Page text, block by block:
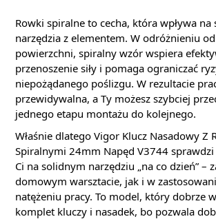
Rowki spiralne to cecha, która wpływa
narzędzia z elementem. W odróżnieniu od
powierzchni, spiralny wzór wspiera
przenoszenie siły i pomaga ograniczać
niepożądanego poślizgu. W rezultacie
przewidywalna, a Ty możesz szybciej
jednego etapu montażu do kolejnego.
Właśnie dlatego Vigor Klucz Nasadowy Z
Spiralnymi 24mm Napęd V3744 sprawdzi
Ci na solidnym narzędziu „na co dzień” –
domowym warsztacie, jak i w
natężeniu pracy. To model, który dobrze
komplet kluczy i nasadek, bo pozwala